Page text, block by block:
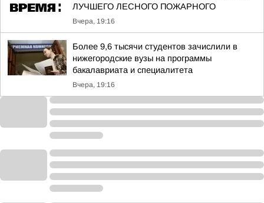
ЛУЧШЕГО ЛЕСНОГО ПОЖАРНОГО
Вчера, 19:16
Более 9,6 тысячи студентов зачислили в
нижегородские вузы на программы
бакалавриата и специалитета
Вчера, 19:16